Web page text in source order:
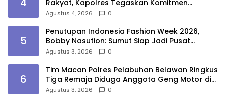
Rakyat, Kapolres Tegaskan Komitmen
Ciptakan Lingkungan Belajar Aman dan
Agustus 4, 2026 0
5
Penutupan Indonesia Fashion Week 2026,
Bobby Nasution: Sumut Siap Jadi Pusat
Fashion Indonesia Lewat Wastra
Agustus 3, 2026 0
6
Tim Macan Polres Pelabuhan Belawan Ringkus
Tiga Remaja Diduga Anggota Geng Motor di
Marelan
Agustus 3, 2026 0